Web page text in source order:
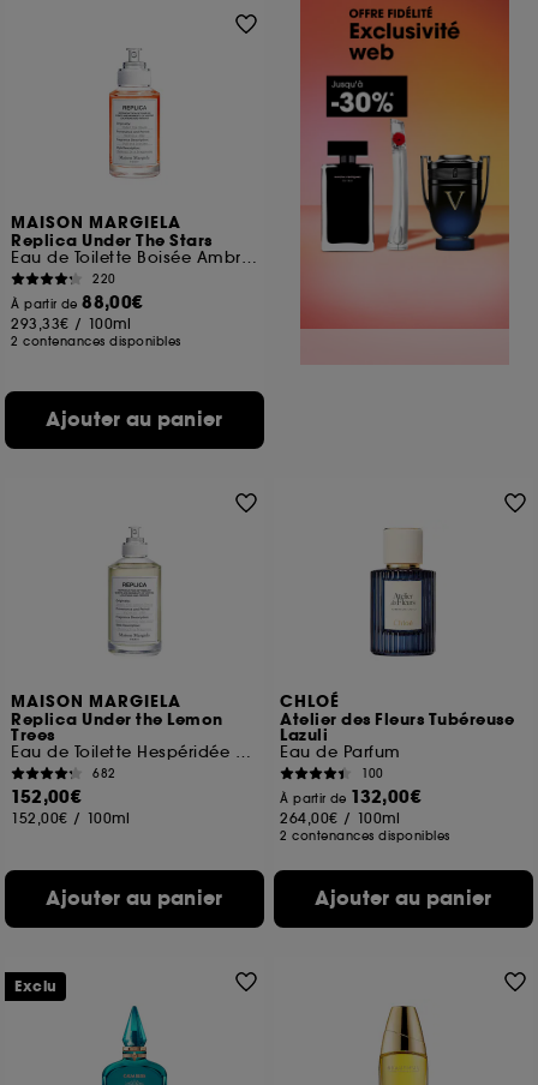
MAISON MARGIELA
Replica Under The Stars
Eau de Toilette Boisée Ambrée
220
À partir de88,00€
293,33€ / 100ml
2 contenances disponibles
Ajouter au panier
MAISON MARGIELA
Replica Under the Lemon
Trees
Eau de Toilette Hespéridée Florale
682
152,00€
152,00€ / 100ml
Ajouter au panier
CHLOÉ
Atelier des Fleurs Tubéreuse
Lazuli
Eau de Parfum
100
À partir de 132,00€
264,00€ / 100ml
2 contenances disponibles
Ajouter au panier
Exclu